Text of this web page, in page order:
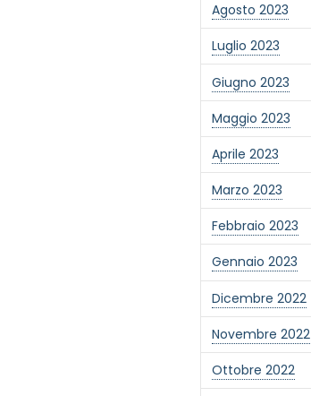
Agosto 2023
Luglio 2023
Giugno 2023
Maggio 2023
Aprile 2023
Marzo 2023
Febbraio 2023
Gennaio 2023
Dicembre 2022
Novembre 2022
Ottobre 2022
tramite l'iscrizione alla newsletter